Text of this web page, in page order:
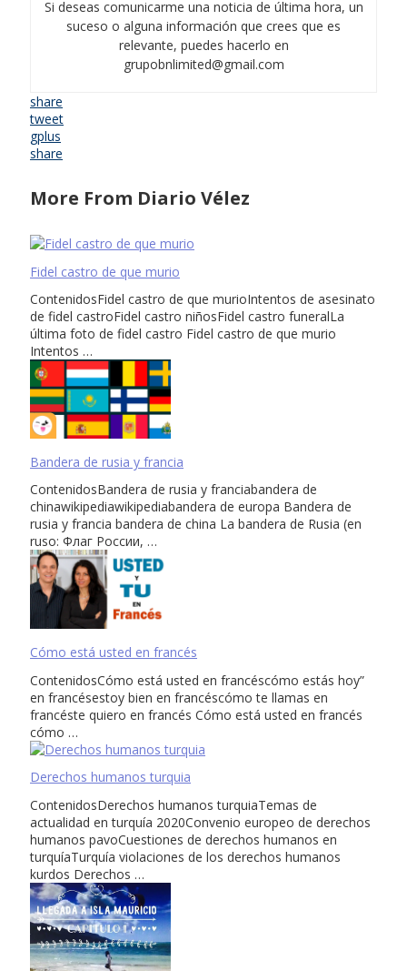
Si deseas comunicarme una noticia de última hora, un
suceso o alguna información que crees que es
relevante, puedes hacerlo en
grupobnlimited@gmail.com
share
tweet
gplus
share
More From Diario Vélez
Fidel castro de que murio
ContenidosFidel castro de que murioIntentos de asesinato
de fidel castroFidel castro niñosFidel castro funeralLa
última foto de fidel castro Fidel castro de que murio
Intentos …
Bandera de rusia y francia
ContenidosBandera de rusia y franciabandera de
chinawikipediawikipediabandera de europa Bandera de
rusia y francia bandera de china La bandera de Rusia (en
ruso: Флаг России, …
Cómo está usted en francés
ContenidosCómo está usted en francéscómo estás hoy”
en francésestoy bien en francéscómo te llamas en
francéste quiero en francés Cómo está usted en francés
cómo …
Derechos humanos turquia
ContenidosDerechos humanos turquiaTemas de
actualidad en turquía 2020Convenio europeo de derechos
humanos pavoCuestiones de derechos humanos en
turquíaTurquía violaciones de los derechos humanos
kurdos Derechos …